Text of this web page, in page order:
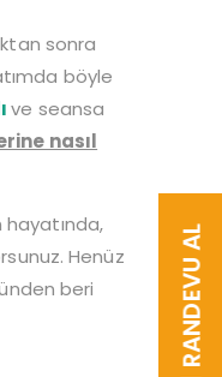
RANDEVU AL
sonra
böyle
ve seansa
nasıl
hayatında,
Henüz
beri